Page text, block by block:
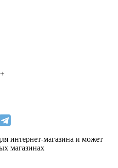
+
интернет-магазина и может
магазинах